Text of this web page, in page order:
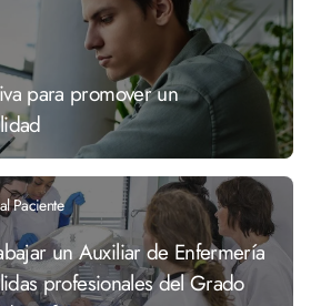
para promover un
Paciente
un Auxiliar de Enfermería
profesionales del Grado